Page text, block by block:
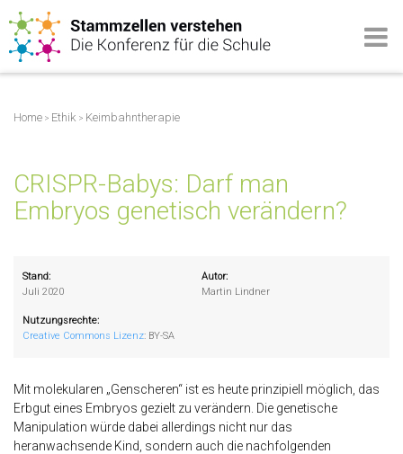
Home > Ethik > Keimbahntherapie
CRISPR-Babys: Darf man
Embryos genetisch verändern?
Stand:
Juli 2020
Autor:
Martin Lindner
Nutzungsrechte:
Creative Commons Lizenz: BY-SA
Mit molekularen „Genscheren“ ist es heute prinzipiell möglich, das
Erbgut eines Embryos gezielt zu verändern. Die genetische
Manipulation würde dabei allerdings nicht nur das
heranwachsende Kind, sondern auch die nachfolgenden